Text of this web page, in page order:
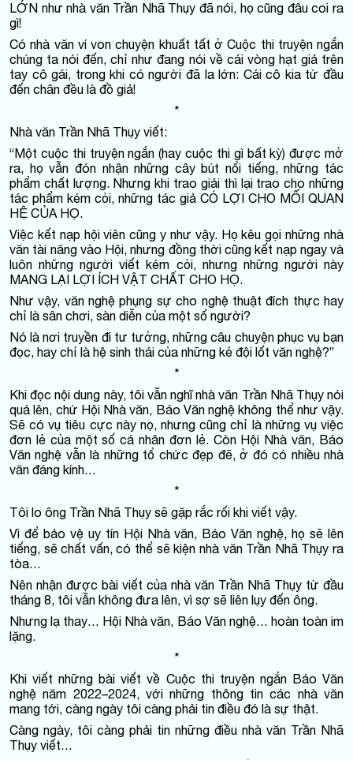
LỚN như nhà văn Trần Nhã Thụy đã nói, họ cũng đâu coi ra
gì!
Có nhà văn ví von chuyện khuất tất ở Cuộc thi truyện ngắn
chúng ta nói đến, chỉ như đang nói về cái vòng hạt giả trên
tay cô gái, trong khi có người đã la lớn: Cái cô kia từ đầu
đến chân đều là đồ giả!
*
Nhà văn Trần Nhã Thụy viết:
“Một cuộc thi truyện ngắn (hay cuộc thi gì bất kỳ) được mở
ra, họ vẫn đón nhận những cây bút nổi tiếng, những tác
phẩm chất lượng. Nhưng khi trao giải thì lại trao cho những
tác phẩm kém cỏi, những tác giả CÓ LỢI CHO MỐI QUAN
HỆ CỦA HỌ.
Việc kết nạp hội viên cũng y như vậy. Họ kêu gọi những nhà
văn tài năng vào Hội, nhưng đồng thời cũng kết nạp ngay và
luôn những người viết kém cỏi, nhưng những người này
MANG LẠI LỢI ÍCH VẬT CHẤT CHO HỌ.
Như vậy, văn nghệ phụng sự cho nghệ thuật đích thực hay
chỉ là sân chơi, sàn diễn của một số người?
Nó là nơi truyền đi tư tưởng, những câu chuyện phục vụ bạn
đọc, hay chỉ là hệ sinh thái của những kẻ đội lốt văn nghệ?”
*
Khi đọc nội dung này, tôi vẫn nghĩ nhà văn Trần Nhã Thụy nói
quá lên, chứ Hội Nhà văn, Báo Văn nghệ không thể như vậy.
Sẽ có vụ tiêu cực này nọ, nhưng cũng chỉ là những vụ việc
đơn lẻ của một số cá nhân đơn lẻ. Còn Hội Nhà văn, Báo
Văn nghệ vẫn là những tổ chức đẹp đẽ, ở đó có nhiều nhà
văn đáng kính…
*
Tôi lo ông Trần Nhã Thụy sẽ gặp rắc rối khi viết vậy.
Vì để bảo vệ uy tín Hội Nhà văn, Báo Văn nghệ, họ sẽ lên
tiếng, sẽ chất vấn, có thể sẽ kiện nhà văn Trần Nhã Thụy ra
tòa…
Nên nhận được bài viết của nhà văn Trần Nhã Thụy từ đầu
tháng 8, tôi vẫn không đưa lên, vì sợ sẽ liên lụy đến ông.
Nhưng lạ thay… Hội Nhà văn, Báo Văn nghệ… hoàn toàn im
lặng.
*
Khi viết những bài viết về Cuộc thi truyện ngắn Báo Văn
nghệ năm 2022–2024, với những thông tin các nhà văn
mang tới, càng ngày tôi càng phải tin điều đó là sự thật.
Càng ngày, tôi càng phải tin những điều nhà văn Trần Nhã
Thụy viết…